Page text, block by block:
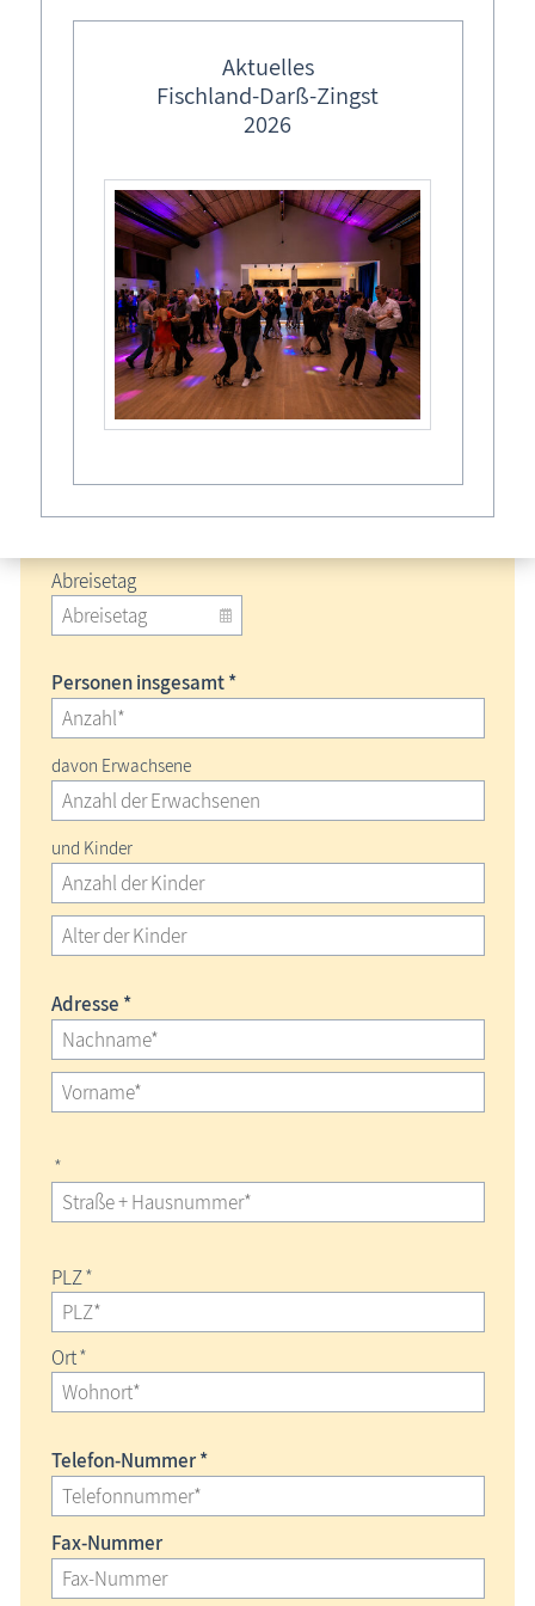
Buchungskalender
Wunschtermin *
Anreisetag*
Abreisetag*
Abreisetag
Personen insgesamt *
davon Erwachsene
und Kinder
Adresse *
*
PLZ*
Ort*
Telefon-Nummer *
Fax-Nummer
Aktuelles
Fischland-Darß-Zingst
2026